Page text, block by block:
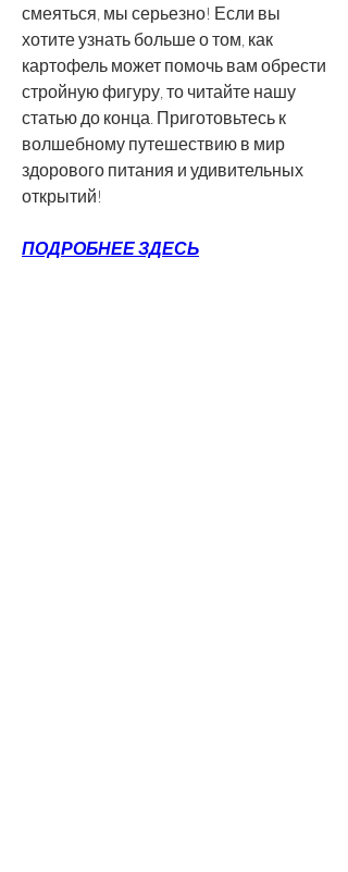
смеяться, мы серьезно! Если вы
хотите узнать больше о том, как
картофель может помочь вам обрести
стройную фигуру, то читайте нашу
статью до конца. Приготовьтесь к
волшебному путешествию в мир
здорового питания и удивительных
открытий!
ПОДРОБНЕЕ ЗДЕСЬ